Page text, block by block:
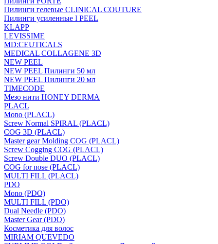
Пилинги гелевые CLINICAL COUTURE
Пилинги усиленные I PEEL
KLAPP
LEVISSIME
MD:CEUTICALS
MEDICAL COLLAGENE 3D
NEW PEEL
NEW PEEL Пилинги 50 мл
NEW PEEL Пилинги 20 мл
TIMECODE
Мезо нити HONEY DERMA
PLACL
Mono (PLACL)
Screw Normal SPIRAL (PLACL)
COG 3D (PLACL)
Master gear Molding COG (PLACL)
Screw Cogging COG (PLACL)
Screw Double DUO (PLACL)
COG for nose (PLACL)
MULTI FILL (PLACL)
PDO
Mono (PDO)
MULTI FILL (PDO)
Dual Needle (PDO)
Master Gear (PDO)
Косметика для волос
MIRIAM QUEVEDO